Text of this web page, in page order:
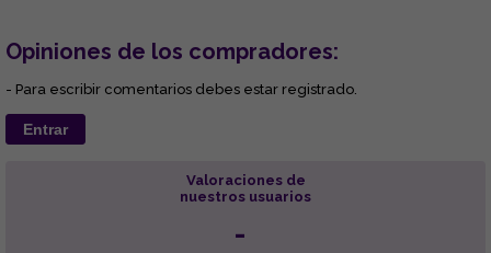
Opiniones de los compradores:
- Para escribir comentarios debes estar registrado.
Entrar
Valoraciones de
nuestros usuarios
-